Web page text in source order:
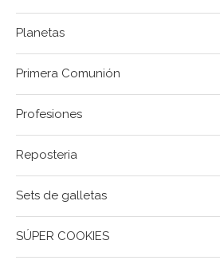
Planetas
Primera Comunión
Profesiones
Reposteria
Sets de galletas
SÚPER COOKIES